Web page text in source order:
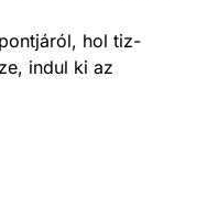
hol tiz-
indul ki az